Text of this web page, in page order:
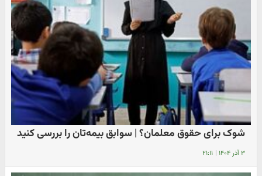
شوک برای حقوق معلمان؟ | سوابق بیمه‌تان را بررسی کنید
۳ آذر ۱۴۰۴ | ۲۱:۱۱